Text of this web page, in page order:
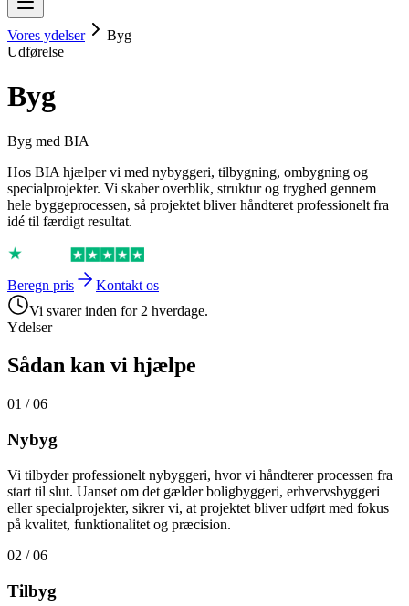
Vores ydelser
Byg
Udførelse
Byg
Byg med BIA
Hos BIA hjælper vi med nybyggeri, tilbygning, ombygning og
specialprojekter. Vi skaber overblik, struktur og tryghed gennem
hele byggeprocessen, så projektet bliver håndteret professionelt fra
idé til færdigt resultat.
Beregn pris
Kontakt os
Vi svarer inden for 2 hverdage.
Ydelser
Sådan kan vi hjælpe
01 / 06
Nybyg
Vi tilbyder professionelt nybyggeri, hvor vi håndterer processen fra
start til slut. Uanset om det gælder boligbyggeri, erhvervsbyggeri
eller specialprojekter, sikrer vi, at projektet bliver udført med fokus
på kvalitet, funktionalitet og præcision.
02 / 06
Tilbyg